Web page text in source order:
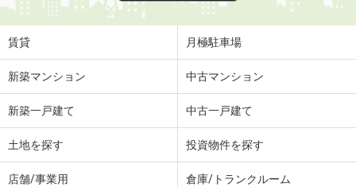
賃貸 月極駐車場
新築マンション 中古マンション
新築一戸建て 中古一戸建て
土地を探す 投資物件を探す
店舗/事業用 倉庫/トランクルーム